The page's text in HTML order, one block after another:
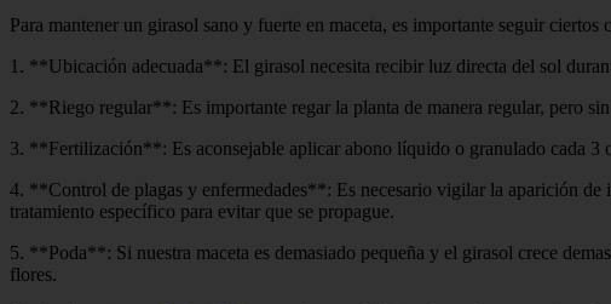
Para mantener un girasol sano y fuerte en maceta, es importante seguir ciertos
1. **Ubicación adecuada**: El girasol necesita recibir luz directa del sol
2. **Riego regular**: Es importante regar la planta de manera regular, pero
3. **Fertilización**: Es aconsejable aplicar abono líquido o granulado cada 3
4. **Control de plagas y enfermedades**: Es necesario vigilar la aparición de
tratamiento específico para evitar que se propague.
5. **Poda**: Si nuestra maceta es demasiado pequeña y el girasol crece
flores.